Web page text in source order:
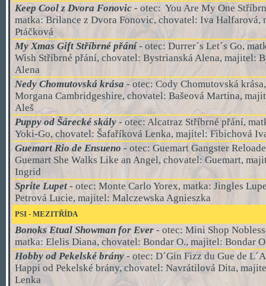
Keep Cool z Dvora Fonovic - otec: You Are My One
matka: Brilance z Dvora Fonovic, chovatel: Iva Halfarová,
Ptáčková
My Xmas Gift Stříbrné přání- otec: Durrer´s Let´s Go,
Wish Stříbrné přání, chovatel: Bystrianská Alena, majitel:
Alena
Nedy Chomutovská krása - otec: Cody Chomutovská
Morgana Cambridgeshire, chovatel: Bašeová Martina,
Aleš
Puppy od Šárecké skály - otec: Alcatraz Stříbrné přání,
Yoki-Go, chovatel: Šafaříková Lenka, majitel:Fibichová
Guemart Rio de Ensueno - otec: Guemart Gangster
Guemart She Walks Like an Angel, chovatel: Guemart,
Ingrid
Sprite Lupet - otec: Monte Carlo Yorex, matka: Jingles
Petrová Lucie, majitel: Malczewska Agnieszka
PSI - MEZITŘÍDA
Bonoks Etual Showman for Ever - otec: Mini Shop
matka: Elelis Diana, chovatel: Bondar O., majitel: Bondar O
Hobby od Pekelské brány - otec: D´Gin Fizz du Gue de
Happi od Pekelské brány, chovatel: Navrátilová Dita,
Lenka